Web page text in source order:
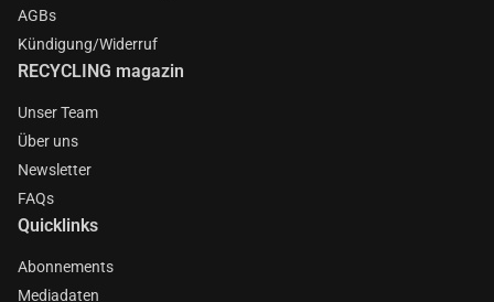
AGBs
Kündigung/Widerruf
RECYCLING magazin
Unser Team
Über uns
Newsletter
FAQs
Quicklinks
Abonnements
Mediadaten